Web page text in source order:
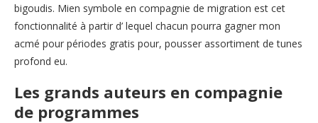
bigoudis. Mien symbole en compagnie de migration est cet
fonctionnalité à partir d’ lequel chacun pourra gagner mon
acmé pour périodes gratis pour, pousser assortiment de tunes
profond eu.
Les grands auteurs en compagnie
de programmes